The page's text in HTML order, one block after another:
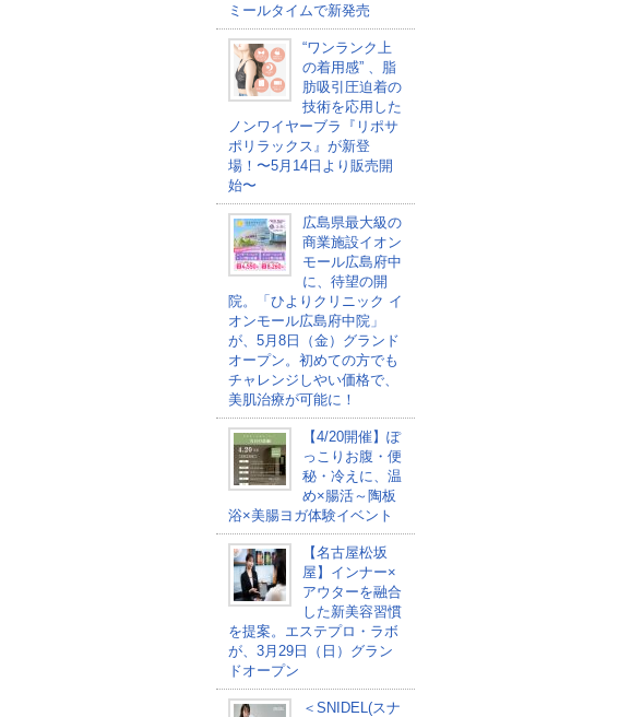
ミールタイムで新発売
“ワンランク上
の着用感” 、脂
肪吸引圧迫着の
技術を応用した
ノンワイヤーブラ『リポサ
ポリラックス』が新登
場！〜5月14日より販売開
始〜
広島県最大級の
商業施設イオン
モール広島府中
に、待望の開
院。「ひよりクリニック イ
オンモール広島府中院」
が、5月8日（金）グランド
オープン。初めての方でも
チャレンジしやい価格で、
美肌治療が可能に！
【4/20開催】ぽ
っこりお腹・便
秘・冷えに、温
め×腸活～陶板
浴×美腸ヨガ体験イベント
【名古屋松坂
屋】インナー×
アウターを融合
した新美容習慣
を提案。エステプロ・ラボ
が、3月29日（日）グラン
ドオープン
＜SNIDEL(スナ